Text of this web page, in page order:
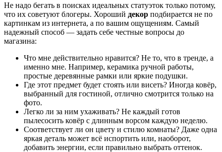
Не надо бегать в поисках идеальных статуэток только потому,
что их советуют блогеры. Хороший декор подбирается не по
картинкам из интернета, а по вашим ощущениям. Самый
надежный способ — задать себе честные вопросы до
магазина:
Что мне действительно нравится? Не то, что в тренде, а
именно мне. Например, керамика ручной работы,
простые деревянные рамки или яркие подушки.
Где этот предмет будет стоять или висеть? Иногда ковёр,
выбранный для гостиной, отлично смотрится только на
фото.
Легко ли за ним ухаживать? Не каждый готов
пылесосить ковёр с длинным ворсом каждую неделю.
Соответствует ли он цвету и стилю комнаты? Даже одна
яркая деталь может всё испортить или, наоборот,
добавить энергии, если правильно выбрать оттенок.